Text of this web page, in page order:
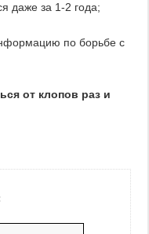
даже за 1-2 года;
по борьбе с
от клопов раз и